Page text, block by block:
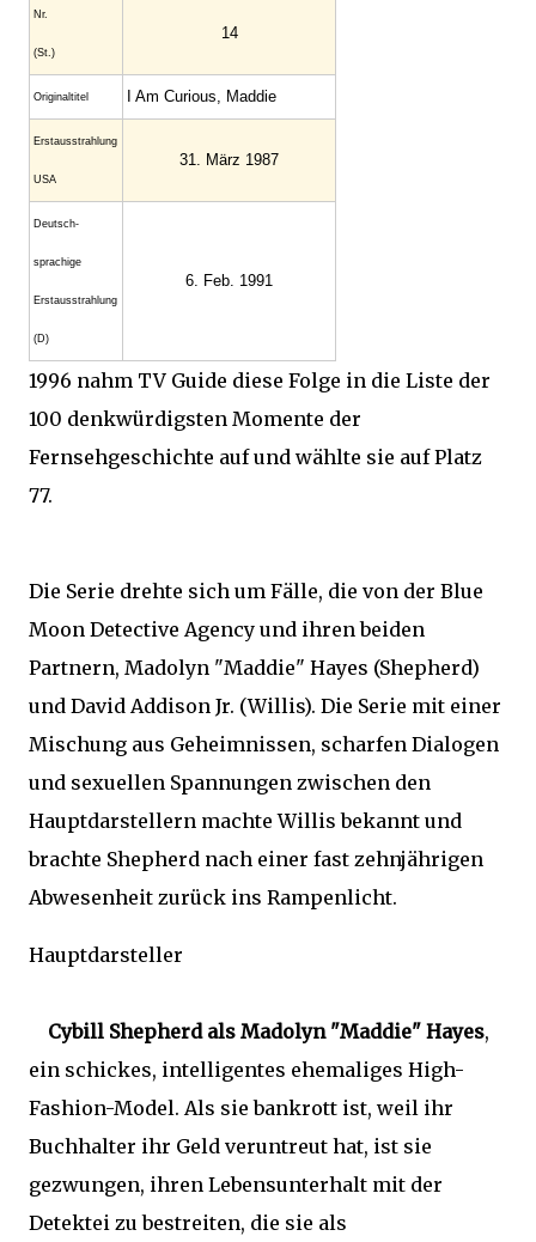
Nr.
(St.)
14
Original­titel I Am Curious, Maddie
Erstaus­strahlung
USA
31. März 1987
Deutsch­
sprachige
Erstaus­strahlung
(D)
6. Feb. 1991
1996 nahm TV Guide diese Folge in die Liste der
100 denkwürdigsten Momente der
Fernsehgeschichte auf und wählte sie auf Platz
77.
Die Serie drehte sich um Fälle, die von der Blue
Moon Detective Agency und ihren beiden
Partnern, Madolyn "Maddie" Hayes (Shepherd)
und David Addison Jr. (Willis). Die Serie mit einer
Mischung aus Geheimnissen, scharfen Dialogen
und sexuellen Spannungen zwischen den
Hauptdarstellern machte Willis bekannt und
brachte Shepherd nach einer fast zehnjährigen
Abwesenheit zurück ins Rampenlicht.
Hauptdarsteller
Cybill Shepherd als Madolyn "Maddie" Hayes,
ein schickes, intelligentes ehemaliges High-
Fashion-Model. Als sie bankrott ist, weil ihr
Buchhalter ihr Geld veruntreut hat, ist sie
gezwungen, ihren Lebensunterhalt mit der
Detektei zu bestreiten, die sie als